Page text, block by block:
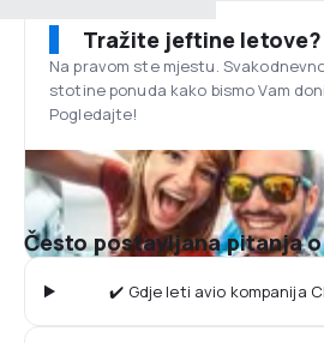
Tražite jeftine letove?
Na pravom ste mjestu.
stotine ponuda kako bismo Vam
Pogledajte!
Često postavljana pitanja
✔️ Gdje leti avio kompanija